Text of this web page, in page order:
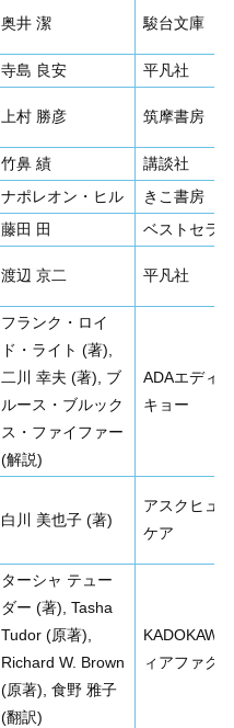
奥井 潔 駿台文庫
寺島 良安
平凡社
上村 勝彦 筑摩書房
竹鼻 績
講談社
ナポレオン・ヒル
きこ書房
藤田 田
ベストセラ
渡辺 京二 平凡社
フランク・ロイ
ド・ライト (著),
二川 幸夫 (著), ブ
ルース・ブルック
ス・ファイファー
(解説)
ADAエディ
キョー
白川 美也子 (著)
アスクヒュ
ケア
ターシャ テュー
ダー (著), Tasha
Tudor (原著),
Richard W. Brown
(原著), 食野 雅子
(翻訳)
ィアファク